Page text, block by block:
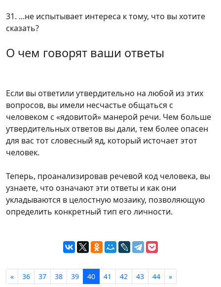
31. ...не испытывает интереса к тому, что вы хотите
сказать?
О чем говорят ваши ответы
Если вы ответили утвердительно на любой из этих
вопросов, вы имели несчастье общаться с
человеком с «ядовитой» манерой речи. Чем больше
утвердительных ответов вы дали, тем более опасен
для вас тот словесный яд, который источает этот
человек.
Теперь, проанализировав речевой код человека, вы
узнаете, что означают эти ответы и как они
укладываются в целостную мозаику, позволяющую
определить конкретный тип его личности.
« 36 37 38 39 40 41 42 43 44 »